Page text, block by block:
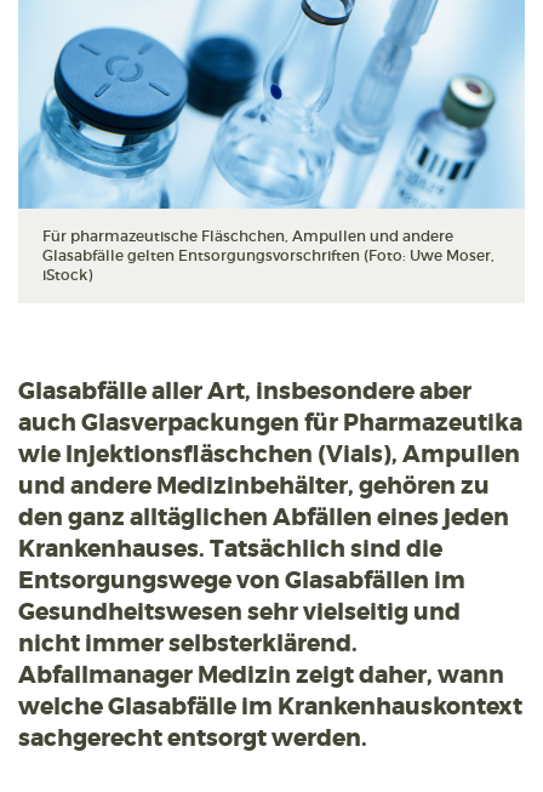
Für pharmazeutische Fläschchen, Ampullen und andere
Glasabfälle gelten Entsorgungsvorschriften (Foto: Uwe Moser,
iStock)
Glasabfälle aller Art, insbesondere aber
auch Glasverpackungen für Pharmazeutika
wie Injektionsfläschchen (Vials), Ampullen
und andere Medizinbehälter, gehören zu
den ganz alltäglichen Abfällen eines jeden
Krankenhauses. Tatsächlich sind die
Entsorgungswege von Glasabfällen im
Gesundheitswesen sehr vielseitig und
nicht immer selbsterklärend.
Abfallmanager Medizin zeigt daher, wann
welche Glasabfälle im Krankenhauskontext
sachgerecht entsorgt werden.